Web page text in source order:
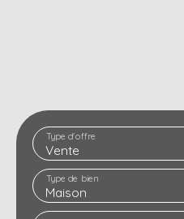
Vente
Type d'offre
Maison
Type de bien